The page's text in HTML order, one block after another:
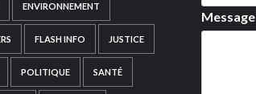
ENVIRONNEMENT
FLASH INFO JUSTICE
POLITIQUE SANTÉ
Message